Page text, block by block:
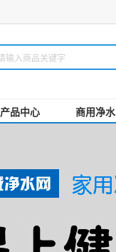
产品中心 商用净水